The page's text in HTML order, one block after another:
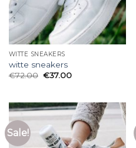
WITTE SNEAKERS
witte sneakers
€72.00 €37.00
Sale!